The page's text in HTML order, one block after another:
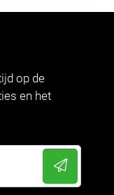
op de
en het